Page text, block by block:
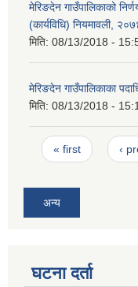
मेरिङदेन गाउँपालिकाको
(कार्यविधि) नियमावली,
मिति: 08/13/2018 -
मेरिङदेन गाउँपालिकाका
मिति: 08/13/2018 -
Pages
« first ‹
अन्य
घटना दर्ता